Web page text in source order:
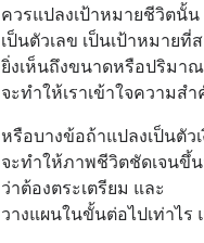
ควรแปลงเป้าหมายชีวิตนั้น
เป็นตัวเลข เป็นเป้าหมายที่
ยิ่งเห็นถึงขนาดหรือปริมา
จะทำให้เราเข้าใจความ
หรือบางข้อถ้าแปลงเป็นตัว
จะทำให้ภาพชีวิตชัดเจนขึ้
ว่าต้องตระเตรียม และ
วางแผนในขั้นต่อไปเท่าไร